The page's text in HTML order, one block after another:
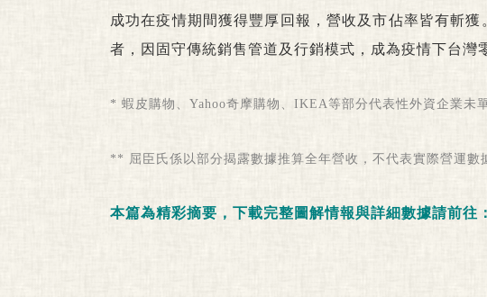
成功在疫情期間獲得豐厚回報，營收及市佔率皆有斬
者，因固守傳統銷售管道及行銷模式，成為疫情下台灣
* 蝦皮購物、Yahoo奇摩購物、IKEA等部分代表性外資企業未
** 屈臣氏係以部分揭露數據推算全年營收，不代表實際營運數
本篇為精彩摘要，下載完整圖解情報與詳細數據請前往：